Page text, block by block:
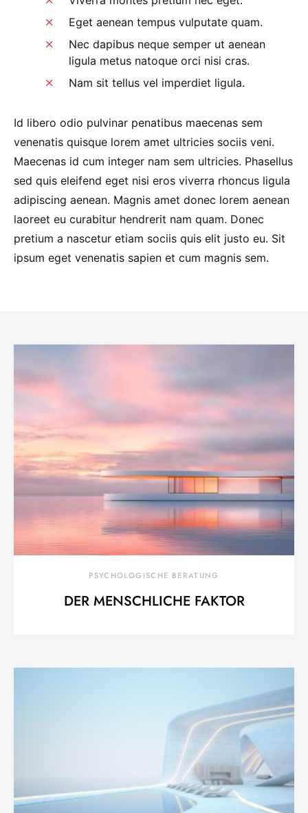
Eget aenean tempus vulputate quam.
Nec dapibus neque semper ut aenean
ligula metus natoque orci nisi cras.
Nam sit tellus vel imperdiet ligula.
Id libero odio pulvinar penatibus maecenas sem
venenatis quisque lorem amet ultricies sociis veni.
Maecenas id cum integer nam sem ultricies. Phasellus
sed quis eleifend eget nisi eros viverra rhoncus ligula
adipiscing aenean. Magnis amet donec lorem aenean
laoreet eu curabitur hendrerit nam quam. Donec
pretium a nascetur etiam sociis quis elit justo eu. Sit
ipsum eget venenatis sapien et cum magnis sem.
PSYCHOLOGISCHE BERATUNG
DER MENSCHLICHE FAKTOR